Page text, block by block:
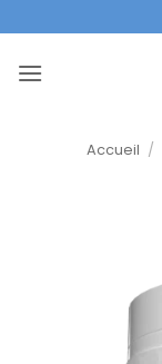
to
content
Accueil /